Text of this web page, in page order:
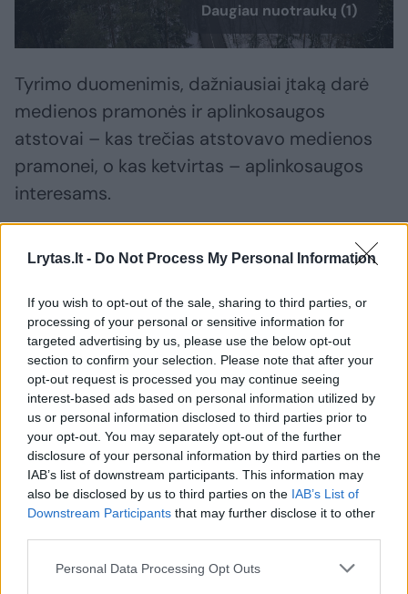
Lrytas.lt - Do Not Process My Personal Information
If you wish to opt-out of the sale, sharing to third parties, or
processing of your personal or sensitive information for
targeted advertising by us, please use the below opt-out
section to confirm your selection. Please note that after your
opt-out request is processed you may continue seeing
interest-based ads based on personal information utilized by
us or personal information disclosed to third parties prior to
your opt-out. You may separately opt-out of the further
disclosure of your personal information by third parties on the
IAB’s list of downstream participants. This information may
also be disclosed by us to third parties on the IAB’s List of
Downstream Participants that may further disclose it to other
Personal Data Processing Opt Outs
Daugiau nuotraukų (1)
Tyrimo duomenimis, dažniausiai įtaką darė
medienos pramonės ir aplinkosaugos
atstovai – kas trečias atstovavo medienos
pramonei, o kas ketvirtas – aplinkosaugos
interesams.
Daugumą asmenų pavyko identifikuoti iš
įstatymo projektams.
Anot tyrimo, susitikimų tikslai buvo nurodyti
tik 3 iš 162 Seimo narių darbotvarkių, kuriose
buvo klausimai, susiję su miškų politika. Tuo
metu 35 lobistinės veiklos deklaracijos taip
pat neatskleidė detalesnių tikslų.
Susiję straipsniai